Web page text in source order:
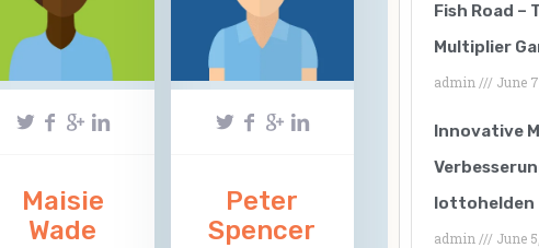
Maisie
Wade
Peter
Spencer
Fish Road –
Multiplier
admin June
Innovative
lottohelden
admin June